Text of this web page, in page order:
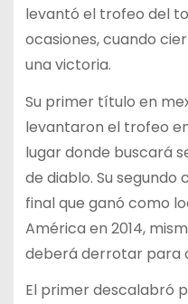
levantó el trofeo del
ocasiones, cuando
una victoria.
Su primer título en
levantaron el trofeo
lugar donde buscará
de diablo. Su
final que ganó como
América en 2014,
deberá derrotar para
El primer descalabró